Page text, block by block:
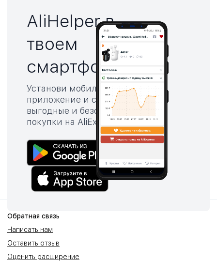
AliHelper в
твоем
смартфоне!
Установи мобильное
приложение и совершай
выгодные и безопасные
покупки на AliExpress™
Обратная связь
Написать нам
Оставить отзыв
Оценить расширение